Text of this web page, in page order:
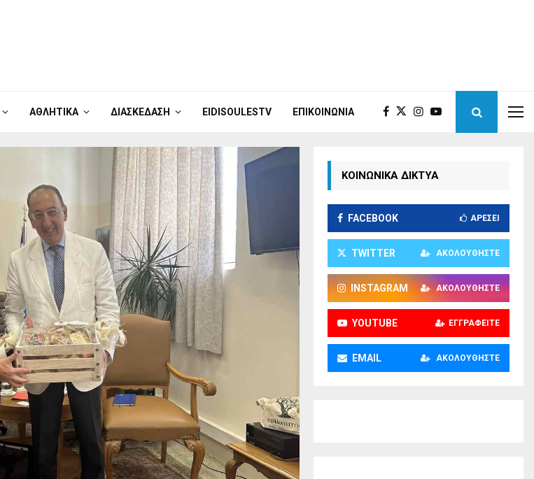
ΑΘΛΗΤΙΚΆ ΔΙΑΣΚΈΔΑΣΗ EIDISOULESTV ΕΠΙΚΟΙΝΩΝΊΑ
ΚΟΙΝΩΝΙΚΑ ΔΙΚΤΥΑ
FACEBOOK ΑΡΈΣΕΙ
TWITTER ΑΚΟΛΟΥΘΉΣΤΕ
INSTAGRAM ΑΚΟΛΟΥΘΉΣΤΕ
YOUTUBE ΕΓΓΡΑΦΕΊΤΕ
EMAIL ΑΚΟΛΟΥΘΉΣΤΕ